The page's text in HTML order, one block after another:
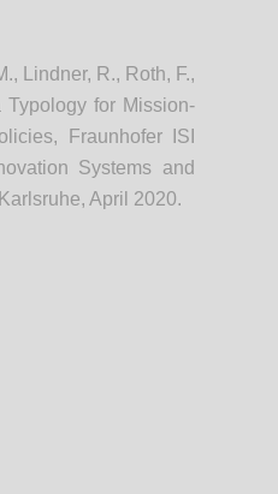
Lindner, R., Roth, F.,
Typology for Mission-
Fraunhofer ISI
Systems and
April 2020.